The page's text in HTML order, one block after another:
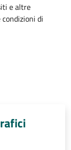
e altre
di